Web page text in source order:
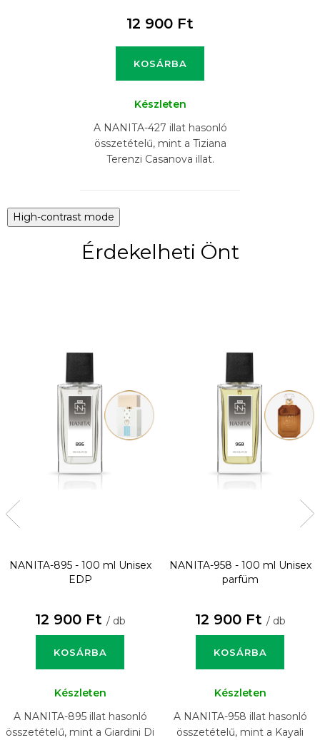
12 900 Ft
KOSÁRBA
Készleten
A NANITA-427 illat hasonló
összetételű, mint a Tiziana
Terenzi Casanova illat.
High-contrast mode
Érdekelheti Önt
NANITA-895 - 100 ml Unisex
EDP
12 900 Ft / db
KOSÁRBA
Készleten
A NANITA-895 illat hasonló
összetételű, mint a Giardini Di
NANITA-958 - 100 ml Unisex
parfüm
12 900 Ft / db
KOSÁRBA
Készleten
A NANITA-958 illat hasonló
összetételű, mint a Kayali